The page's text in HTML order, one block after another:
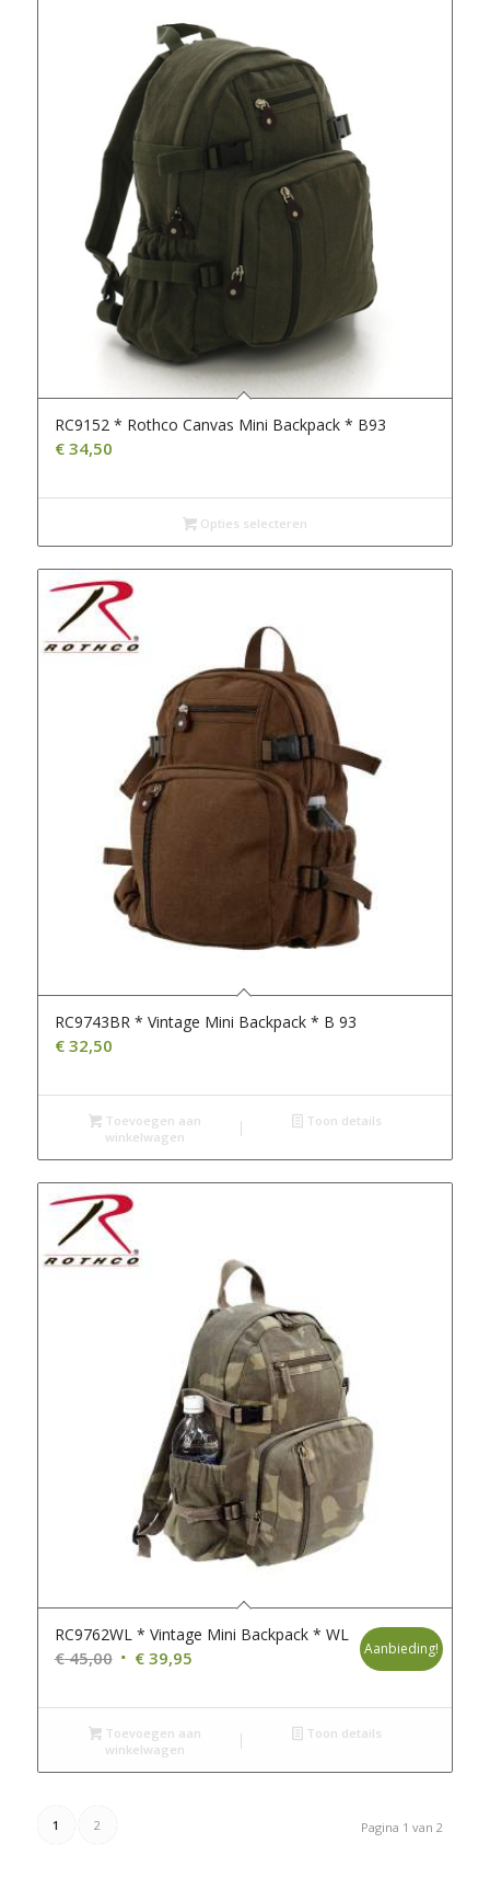
RC9152 * Rothco Canvas Mini Backpack * B93
€34,50
Opties selecteren
RC9743BR * Vintage Mini Backpack * B 93
€32,50
Toevoegen aan
winkelwagen
Toon details
RC9762WL * Vintage Mini Backpack * WL
€45,00 Oorspronkelijke
was:
€ 45,00.
€39,95Huidige
is:
€ 39,95.
Aanbieding!
Toevoegen aan
winkelwagen
Toon details
Pagina 1 van 2
1 2